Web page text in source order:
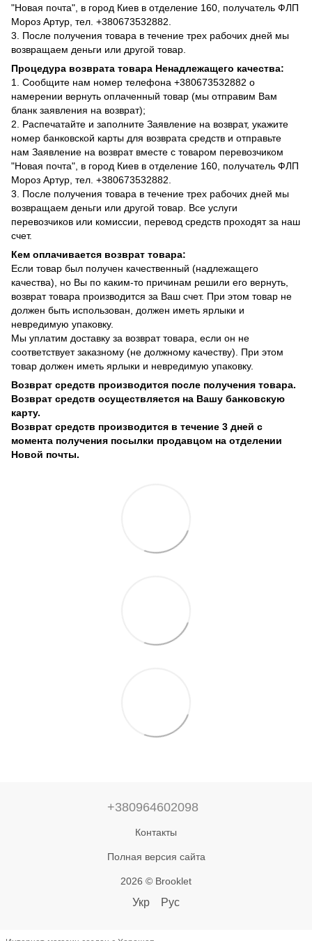
"Новая почта", в город Киев в отделение 160, получатель ФЛП
Мороз Артур, тел. +380673532882.
3. После получения товара в течение трех рабочих дней мы
возвращаем деньги или другой товар.
Процедура возврата товара Ненадлежащего качества:
1. Сообщите нам номер телефона +380673532882 о
намерении вернуть оплаченный товар (мы отправим Вам
бланк заявления на возврат);
2. Распечатайте и заполните Заявление на возврат, укажите
номер банковской карты для возврата средств и отправьте
нам Заявление на возврат вместе с товаром перевозчиком
"Новая почта", в город Киев в отделение 160, получатель ФЛП
Мороз Артур, тел. +380673532882.
3. После получения товара в течение трех рабочих дней мы
возвращаем деньги или другой товар. Все услуги
перевозчиков или комиссии, перевод средств проходят за наш
счет.
Кем оплачивается возврат товара:
Если товар был получен качественный (надлежащего
качества), но Вы по каким-то причинам решили его вернуть,
возврат товара производится за Ваш счет. При этом товар не
должен быть использован, должен иметь ярлыки и
невредимую упаковку.
Мы уплатим доставку за возврат товара, если он не
соответствует заказному (не должному качеству). При этом
товар должен иметь ярлыки и невредимую упаковку.
Возврат средств производится после получения товара.
Возврат средств осуществляется на Вашу банковскую
карту.
Возврат средств производится в течение 3 дней с
момента получения посылки продавцом на отделении
Новой почты.
+380964602098
Контакты
Полная версия сайта
2026 © Brooklet
Укр Рус